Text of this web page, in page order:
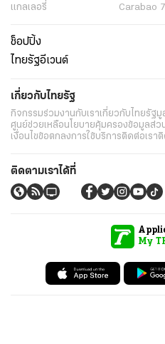
แกลเลอรี่
Carabao
ช็อปปิ้ง
ไทยรัฐอีเวนต์
เกี่ยวกับไทยรัฐ
กิจกรรมร่วมงานกับเราเกี่ยวกับไทยรัฐมู
ศูนย์ช่วยเหลือนโยบายคุ้มครองข้อมูลส่ว
เงื่อนไขข้อตกลงการใช้บริการติดต่อเรา
ติดตามเราได้ที่
My